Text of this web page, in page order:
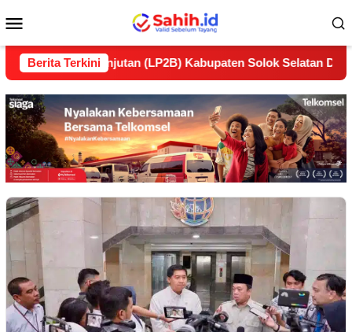
ke
Mobile
Berita Terkini(LP2B) Kabupaten Solok Selatan Dukung